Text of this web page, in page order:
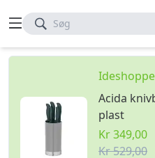
Søg
Acida
plast
Kr 349,00
Kr 529,00